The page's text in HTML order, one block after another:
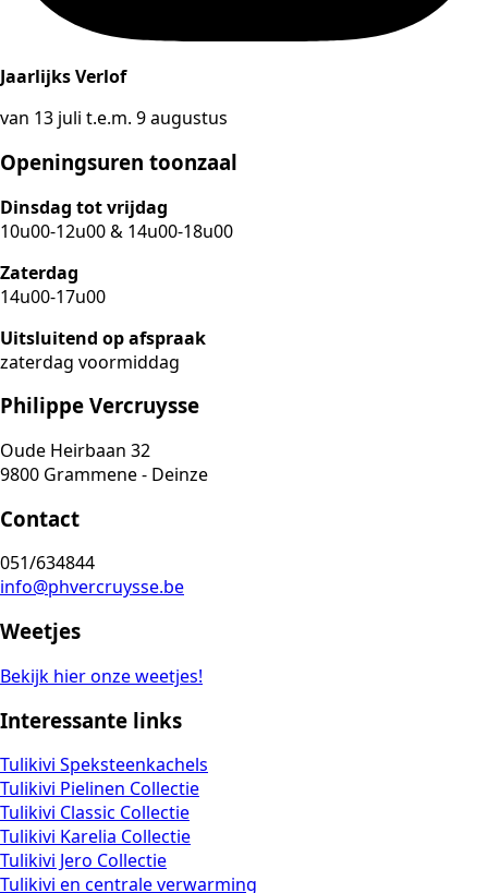
Jaarlijks Verlof
van 13 juli t.e.m. 9 augustus
Openingsuren toonzaal
Dinsdag tot vrijdag
10u00-12u00 & 14u00-18u00
Zaterdag
14u00-17u00
Uitsluitend op afspraak
zaterdag voormiddag
Philippe Vercruysse
Oude Heirbaan 32
9800 Grammene - Deinze
Contact
051/634844
info@phvercruysse.be
Weetjes
Bekijk hier onze weetjes!
Interessante links
Tulikivi Speksteenkachels
Tulikivi Pielinen Collectie
Tulikivi Classic Collectie
Tulikivi Karelia Collectie
Tulikivi Jero Collectie
Tulikivi en centrale verwarming